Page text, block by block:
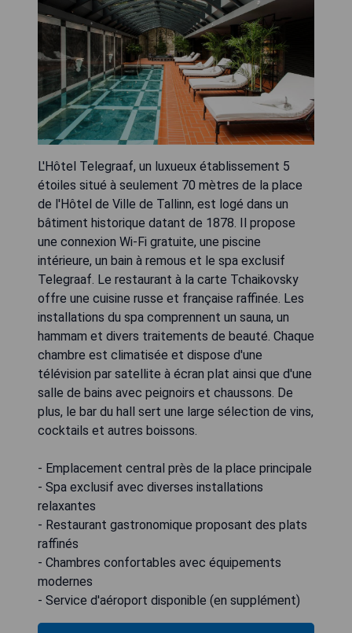
L'Hôtel Telegraaf, un luxueux établissement 5
étoiles situé à seulement 70 mètres de la place
de l'Hôtel de Ville de Tallinn, est logé dans un
bâtiment historique datant de 1878. Il propose
une connexion Wi-Fi gratuite, une piscine
intérieure, un bain à remous et le spa exclusif
Telegraaf. Le restaurant à la carte Tchaikovsky
offre une cuisine russe et française raffinée. Les
installations du spa comprennent un sauna, un
hammam et divers traitements de beauté. Chaque
chambre est climatisée et dispose d'une
télévision par satellite à écran plat ainsi que d'une
salle de bains avec peignoirs et chaussons. De
plus, le bar du hall sert une large sélection de vins,
cocktails et autres boissons.
- Emplacement central près de la place principale
- Spa exclusif avec diverses installations
relaxantes
- Restaurant gastronomique proposant des plats
raffinés
- Chambres confortables avec équipements
modernes
- Service d'aéroport disponible (en supplément)